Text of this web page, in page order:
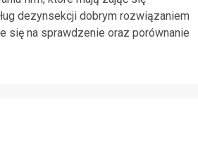
dezynsekcji dobrym rozwiązaniem
się na sprawdzenie oraz porównanie